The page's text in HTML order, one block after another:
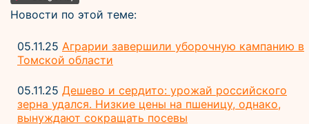
Новости по этой теме:
05.11.25 Аграрии завершили уборочную кампанию в
Томской области
05.11.25 Дешево и сердито: урожай российского
зерна удался. Низкие цены на пшеницу, однако,
вынуждают сокращать посевы